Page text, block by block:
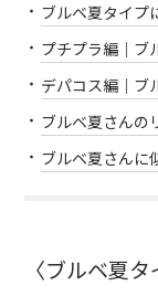
ブルベ夏タイプ
プチプラ編｜ブ
デパコス編｜ブ
ブルベ夏さんの
ブルベ夏さんに
〈ブルベ夏